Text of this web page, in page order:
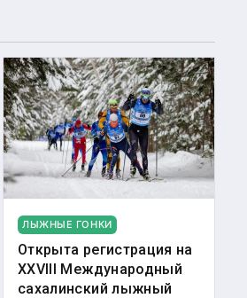
ЛЫЖНЫЕ ГОНКИ
Открыта регистрация на
XXVIII Международный
сахалинский лыжный